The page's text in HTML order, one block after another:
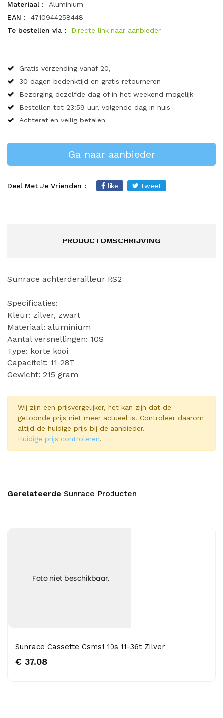
Materiaal :
Aluminium
EAN :
4710944258448
Te bestellen via :
Directe link naar aanbieder
Gratis verzending vanaf 20,-
30 dagen bedenktijd en gratis retourneren
Bezorging dezelfde dag of in het weekend mogelijk
Bestellen tot 23:59 uur, volgende dag in huis
Achteraf en veilig betalen
Ga naar aanbieder
Deel Met Je Vrienden : like tweet
PRODUCTOMSCHRIJVING
Sunrace achterderailleur RS2
Specificaties:
Kleur: zilver, zwart
Materiaal: aluminium
Aantal versnellingen: 10S
Type: korte kooi
Capaciteit: 11-28T
Gewicht: 215 gram
Wij zijn een prijsvergelijker, het kan zijn dat de
getoonde prijs niet meer actueel is. Controleer daarom
altijd de huidige prijs bij de aanbieder.
Huidige prijs controleren.
Gerelateerde Sunrace Producten
Sunrace Cassette Csms1 10s 11-36t Zilver
€ 37.08